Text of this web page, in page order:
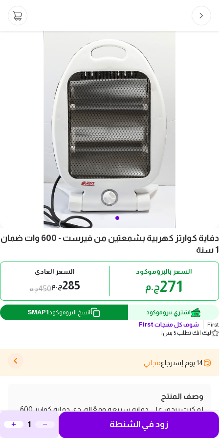
دفاية كوارتز كهربية بشمعتين من فيرست - 600 وات ضمان
1 سنة
السعر بالبروموكود
271ج.م
السعر العادي
285ج.م450ج.م
اشتري ببروموكود انسخ البروموكود SMAP1
First شوف كل منتجاتFirst
ليك انك تطلب 5 بس!
14 يوم إسترجاع مجاني
وصف المنتج
لو كنت بتدور على دفاية سريعة وفعّالة، دي دفاية كوارتز 600
وات هي الحل! مع شمعتين عشان تديك حرارة دافئة ومريحة
زود في الشنطة